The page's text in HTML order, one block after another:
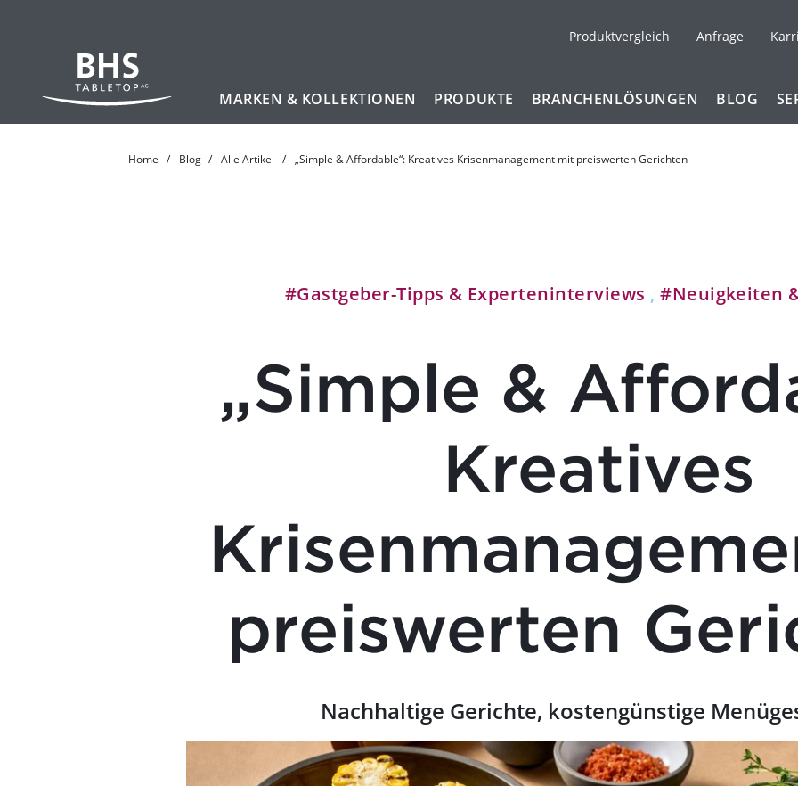
Produktvergleich Anfrage
MARKEN & KOLLEKTIONEN PRODUKTE BRANCHENLÖSUNGEN BLOG
Home Blog Alle Artikel „Simple & Affordable“: Kreatives Krisenmanagement mit preiswerten Gerichten
#Gastgeber-Tipps & Experteninterviews ,#Neuigkeiten
„Simple &
Kreatives
preiswerten
Nachhaltige Gerichte, kostengünstige